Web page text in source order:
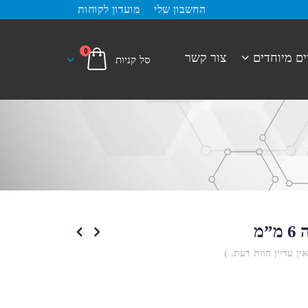
החשבון שלי מועדון לקוחות
מיוחדים צור קשר 0
עדיין חוות דעת. )